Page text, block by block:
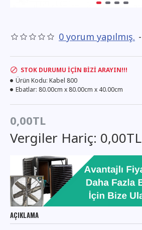
0 yorum yapılmış. -
0,00TL
Vergiler Hariç: 0,00TL
STOK DURUMU İÇIN BIZI ARAYIN!!!
Ürün Kodu: Kabel 800
Ebatlar: 80.00cm x 80.00cm x 40.00cm
AÇIKLAMA